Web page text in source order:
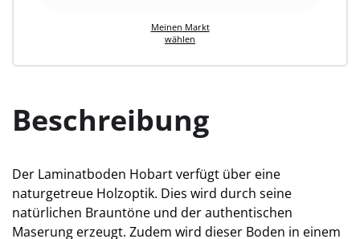
Meinen Markt
wählen
Beschreibung
Der Laminatboden Hobart verfügt über eine
naturgetreue Holzoptik. Dies wird durch seine
natürlichen Brauntöne und der authentischen
Maserung erzeugt. Zudem wird dieser Boden in einem